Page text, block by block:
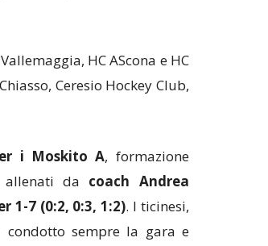
HC AScona e HC
Ceresio Hockey Club,
i Moskito A, formazione
allenati da coach Andrea
1-7 (0:2, 0:3, 1:2). I ticinesi,
sempre la gara e